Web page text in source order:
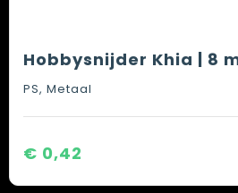
Hobbysnijder Khia | 8
PS, Metaal
€ 0,42